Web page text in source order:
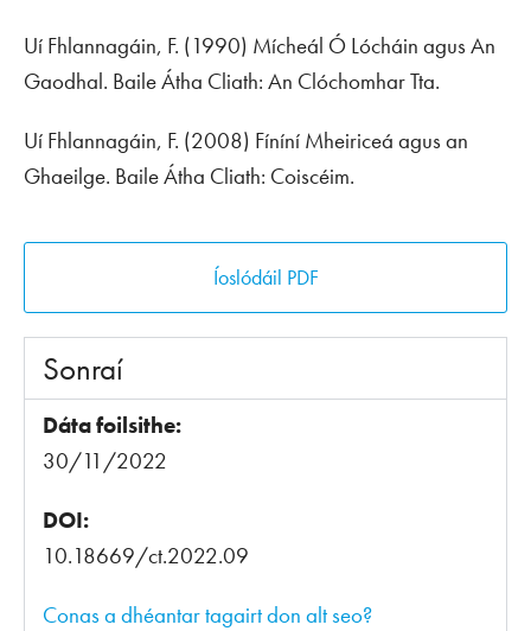
Uí Fhlannagáin, F. (1990) Mícheál Ó Lócháin agus An
Gaodhal. Baile Átha Cliath: An Clóchomhar Tta.
Uí Fhlannagáin, F. (2008) Fíníní Mheiriceá agus an
Ghaeilge. Baile Átha Cliath: Coiscéim.
Íoslódáil PDF
Sonraí
Dáta foilsithe:
30/11/2022
DOI:
10.18669/ct.2022.09
Conas a dhéantar tagairt don alt seo?